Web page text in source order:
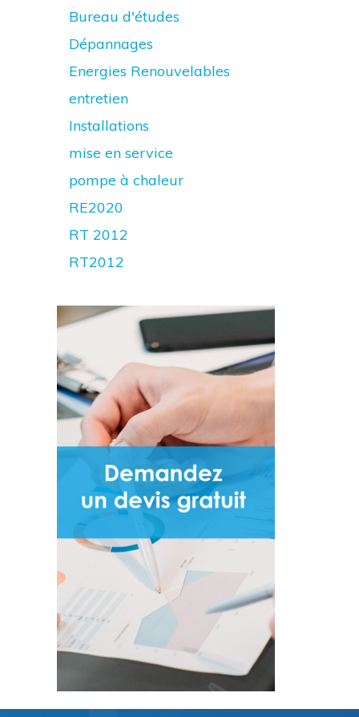
Bureau d'études
Dépannages
Energies Renouvelables
entretien
Installations
mise en service
pompe à chaleur
RE2020
RT 2012
RT2012